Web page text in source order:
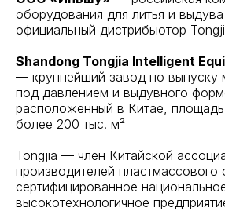
оборудования для литья и
официальный дистрибьютор
Shandong Tongjia Intelligent
— крупнейший завод по выпуску
под давлением и выдувного
расположенный в Китае,
более 200 тыс. м²
Tongjia — член Китайской
производителей пластмассового
сертифицированное
высокотехнологичное